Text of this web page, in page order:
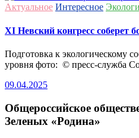
Актуальное Интересное
ХI Невский конгресс соберет
Подготовка к экологическому
уровня фото: © пресс-служба
09.04.2025
Общероссийское
Зеленых «Родина»